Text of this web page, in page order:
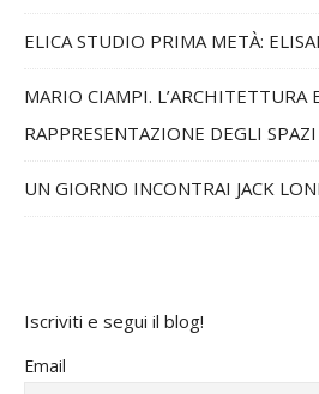
ELICA STUDIO PRIMA METÀ:
MARIO CIAMPI. L’ARCHITETTURA
RAPPRESENTAZIONE DEGLI
UN GIORNO INCONTRAI JACK
Iscriviti e segui il blog!
Email